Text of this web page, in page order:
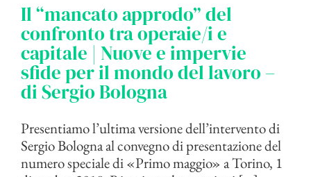
Il “mancato approdo” del
confronto tra operaie/i e
capitale | Nuove e impervie
sfide per il mondo del lavoro –
di Sergio Bologna
Presentiamo l’ultima versione dell’intervento di
Sergio Bologna al convegno di presentazione del
numero speciale di «Primo maggio» a Torino, 1